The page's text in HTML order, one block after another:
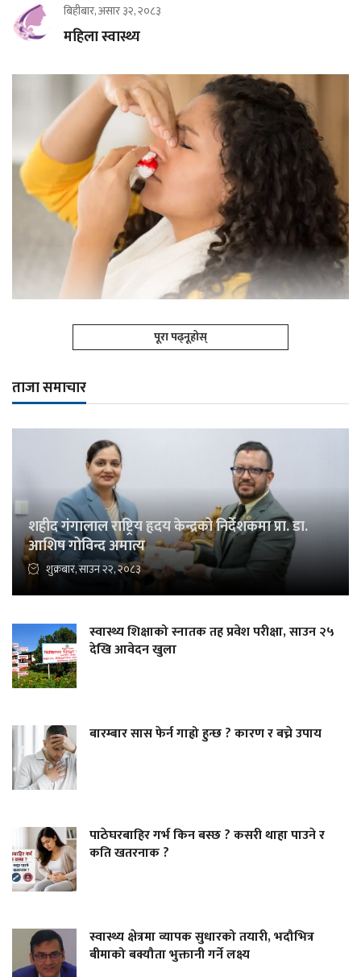
बिहीबार, असार ३२, २०८३
महिला स्वास्थ्य
पूरा पढ्नूहोस्
ताजा समाचार
शहीद गंगालाल राष्ट्रिय हृदय केन्द्रको निर्देशकमा प्रा. डा.
आशिष गोविन्द अमात्य
शुक्रबार, साउन २२, २०८३
स्वास्थ्य शिक्षाको स्नातक तह प्रवेश परीक्षा, साउन २५
देखि आवेदन खुला
बारम्बार सास फेर्न गाह्रो हुन्छ ? कारण र बच्ने उपाय
पाठेघरबाहिर गर्भ किन बस्छ ? कसरी थाहा पाउने र
कति खतरनाक ?
स्वास्थ्य क्षेत्रमा व्यापक सुधारको तयारी, भदौभित्र
बीमाको बक्यौता भुक्तानी गर्ने लक्ष्य